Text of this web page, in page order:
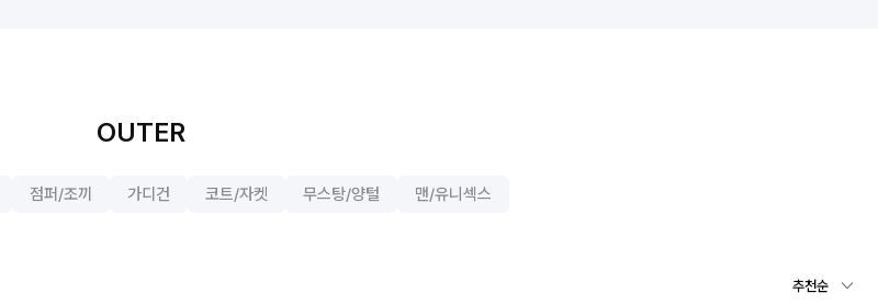
OUTER
점퍼/조끼 가디건 코트/자켓 무스탕/양털 맨/유니섹스
추천순